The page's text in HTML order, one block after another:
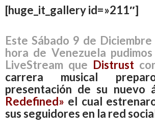
[huge_it_gallery id=»211″]
Este Sábado 9 de
hora de Venezuela
LiveStream que Distrust
carrera musical
presentación de su nuevo
Redefined» el cual
sus seguidores en la red